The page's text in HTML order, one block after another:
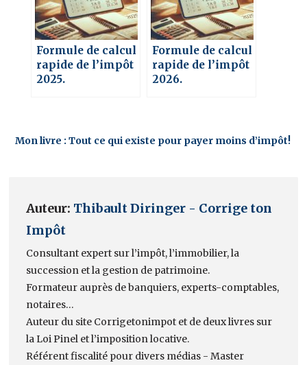
Formule de calcul
rapide de l’impôt
2025.
Formule de calcul
rapide de l’impôt
2026.
Mon livre : Tout ce qui existe pour payer moins d’impôt!
Auteur: Thibault Diringer - Corrige ton
Impôt
Consultant expert sur l’impôt, l’immobilier, la
succession et la gestion de patrimoine.
Formateur auprès de banquiers, experts-comptables,
notaires…
Auteur du site Corrigetonimpot et de deux livres sur
la Loi Pinel et l’imposition locative.
Référent fiscalité pour divers médias - Master